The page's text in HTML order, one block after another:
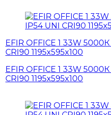
EFIR OFFICE 1 33W
CRI90 1195x595x100
EFIR OFFICE 1 33W
CRI90 1195x595x100